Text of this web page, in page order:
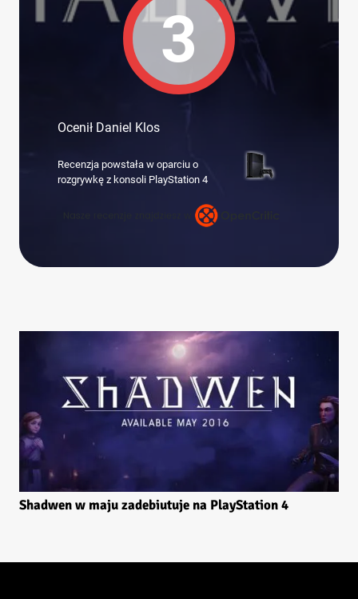
3
Ocenił Daniel Klos
Recenzja powstała w oparciu o
rozgrywkę z konsoli PlayStation 4
Shadwen w maju zadebiutuje na PlayStation 4